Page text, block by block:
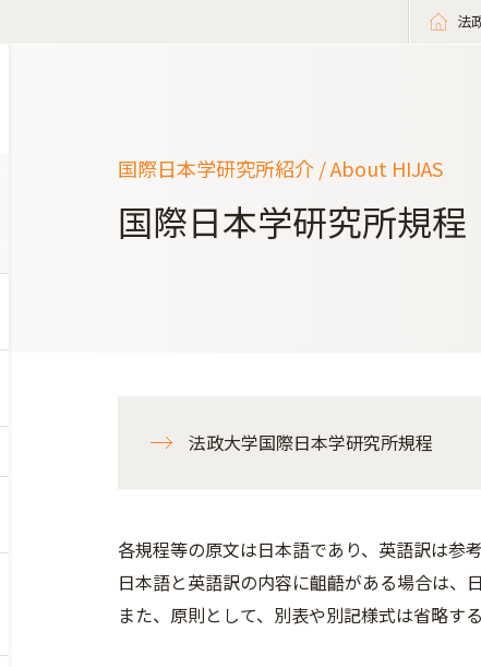
法
国際日本学研究所紹介 / About HIJAS
国際日本学研究所規程
法政大学国際日本学研究所規程
各規程等の原文は日本語であり、英語訳は参
日本語と英語訳の内容に齟齬がある場合は、
また、原則として、別表や別記様式は省略する